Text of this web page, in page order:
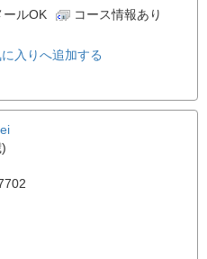
ールOK コース情報あり
入りへ追加する